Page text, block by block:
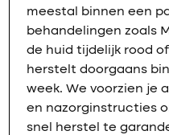
meestal binnen een
behandelingen zoals
de huid tijdelijk rood
herstelt doorgaans
week. We voorzien je
en nazorginstructies
snel herstel te